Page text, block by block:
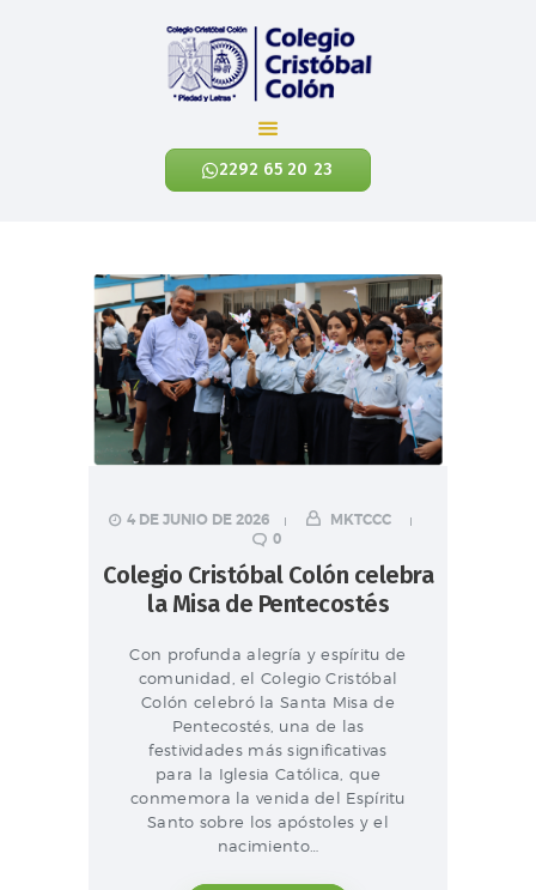
2292 65 20 23
Colegio Cristóbal Colón
REINVENTANDO LA EDUCACIÓN
NIVELES ACADÉMICOS
EXALUMNOS
CONTÁCTANOS
NOTICIAS
ENLACES
4 DE JUNIO DE 2026
MKTCCC
0
Colegio Cristóbal Colón celebra
la Misa de Pentecostés
Con profunda alegría y espíritu de
comunidad, el Colegio Cristóbal
Colón celebró la Santa Misa de
Pentecostés, una de las
festividades más significativas
para la Iglesia Católica, que
conmemora la venida del Espíritu
Santo sobre los apóstoles y el
nacimiento…